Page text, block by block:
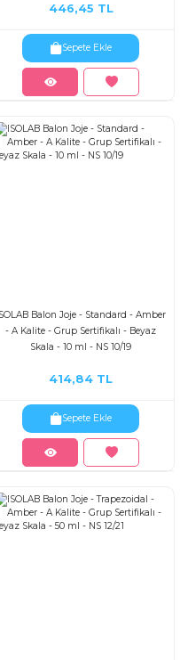
446,45 TL
Sepete Ekle
Balon Joje - Standard - Amber
- A Kalite - Grup Sertifikalı - Beyaz
Skala - 10 ml - NS 10/19
414,84 TL
Sepete Ekle